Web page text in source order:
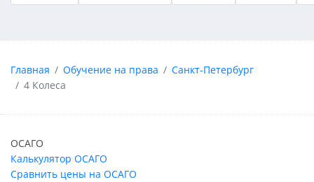
Главная Обучение на права
Санкт-Петербург
4 Колеса
ОСАГО
Калькулятор ОСАГО
Сравнить цены на ОСАГО